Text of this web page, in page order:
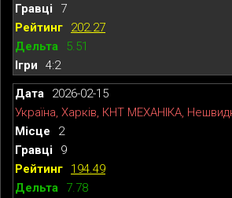
7
202.27
5.51
4:2
2026-02-15
Україна, Харків, КНТ МЕХАНІКА,
2
9
194.49
7.78